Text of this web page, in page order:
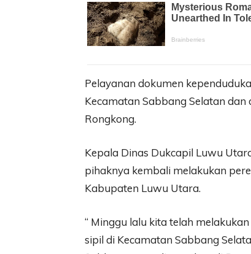
Pelayanan dokumen
Kecamatan Sabbang Selatan
Rongkong.
Kepala Dinas Dukcapil Luwu
pihaknya kembali melakukan
Kabupaten Luwu Utara.
“ Minggu lalu kita telah
sipil di Kecamatan Sabbang